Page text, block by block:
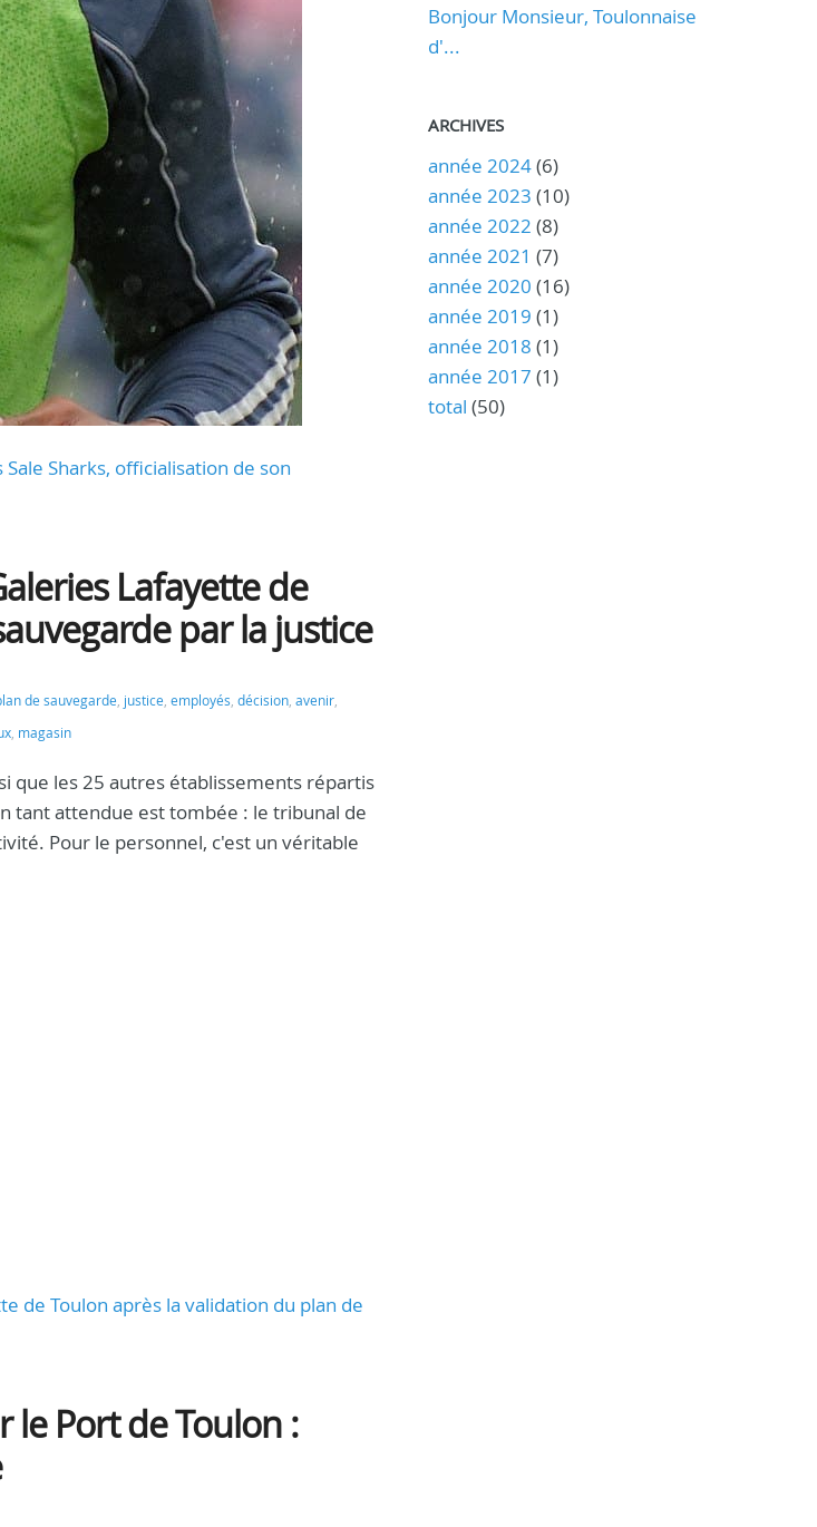
Sharks, officialisation de son
Lafayette de
par la justice
de sauvegarde, justice, employés, décision, avenir,
, magasin
que les 25 autres établissements répartis
tant attendue est tombée : le tribunal de
Pour le personnel, c'est un véritable
de Toulon après la validation du plan de
Port de Toulon :
Bonjour Monsieur, Toulonnaise
d'...
ARCHIVES
année 2024(6)
année 2023 (10)
année 2022 (8)
année 2021 (7)
année 2020 (16)
année 2019 (1)
année 2018 (1)
année 2017 (1)
total (50)